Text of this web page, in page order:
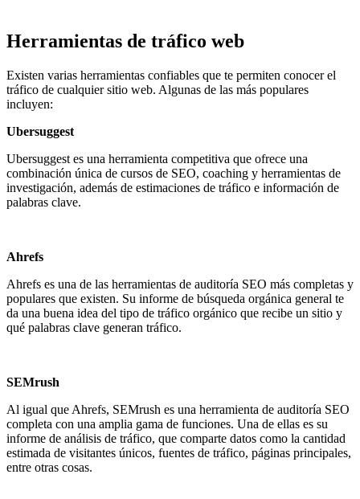
Herramientas de tráfico web
Existen varias herramientas confiables que te permiten conocer el
tráfico de cualquier sitio web. Algunas de las más populares
incluyen:
Ubersuggest
Ubersuggest es una herramienta competitiva que ofrece una
combinación única de cursos de SEO, coaching y herramientas de
investigación, además de estimaciones de tráfico e información de
palabras clave.
Ahrefs
Ahrefs es una de las herramientas de auditoría SEO más completas y
populares que existen. Su informe de búsqueda orgánica general te
da una buena idea del tipo de tráfico orgánico que recibe un sitio y
qué palabras clave generan tráfico.
SEMrush
Al igual que Ahrefs, SEMrush es una herramienta de auditoría SEO
completa con una amplia gama de funciones. Una de ellas es su
informe de análisis de tráfico, que comparte datos como la cantidad
estimada de visitantes únicos, fuentes de tráfico, páginas principales,
entre otras cosas.